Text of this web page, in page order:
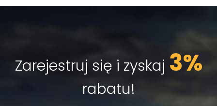
Zarejestruj się i zyskaj 3%
rabatu!